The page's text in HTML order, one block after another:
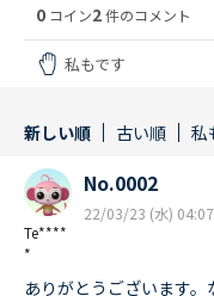
0 コイン2件のコメント
私もです
新しい順 古い順 私
Te****
*
No.0002
22/03/23 (水) 04:07
ありがとうございます